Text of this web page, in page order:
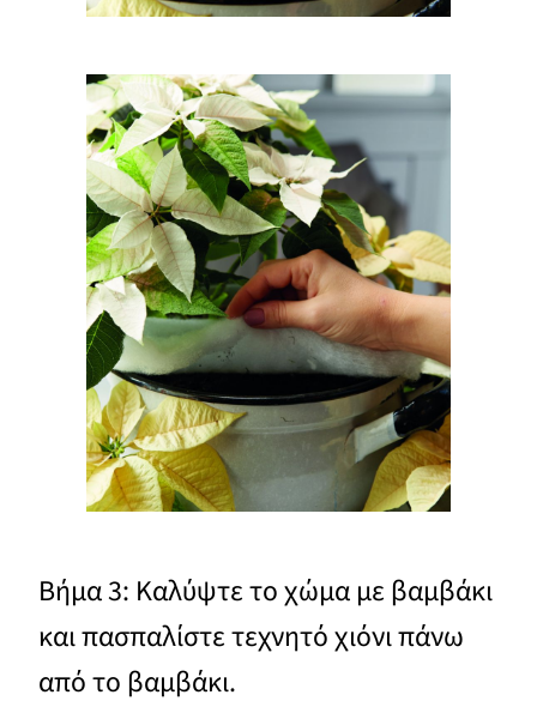
Βήμα 3: Καλύψτε το χώμα με βαμβάκι
και πασπαλίστε τεχνητό χιόνι πάνω
από το βαμβάκι.